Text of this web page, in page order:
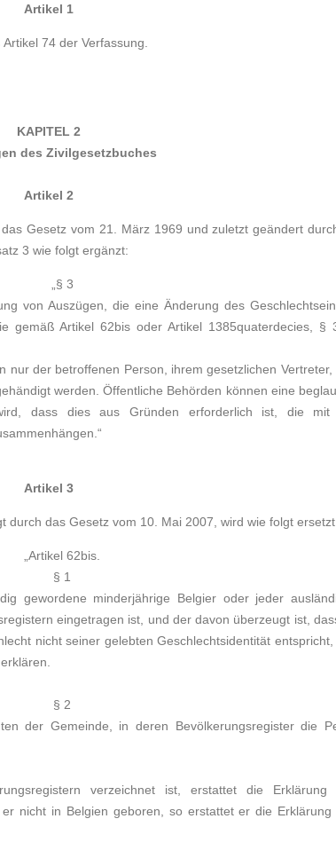
Artikel 1
74 der Verfassung.
KAPITEL 2
des Zivilgesetzbuches
Artikel 2
Gesetz vom 21. März 1969 und zuletzt geändert
3 wie folgt ergänzt:
„§ 3
von Auszügen, die eine Änderung des
gemäß Artikel 62bis oder Artikel 1385quaterdecies, §
nur der betroffenen Person, ihrem gesetzlichen Vertreter,
werden. Öffentliche Behörden können eine
dass dies aus Gründen erforderlich ist, die mit
Artikel 3
durch das Gesetz vom 10. Mai 2007, wird wie folgt
„Artikel 62bis.
§ 1
gewordene minderjährige Belgier oder jeder
eingetragen ist, und der davon überzeugt ist,
nicht seiner gelebten Geschlechtsidentität entspricht,
§ 2
der Gemeinde, in deren Bevölkerungsregister die
verzeichnet ist, erstattet die Erklärung
nicht in Belgien geboren, so erstattet er die Erklärung